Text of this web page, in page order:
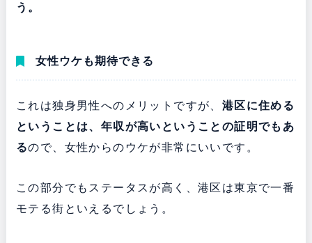
う。
女性ウケも期待できる
これは独身男性へのメリットですが、 港区に住める
ということは、年収が高いということの証明でもあ
るので、女性からのウケが非常にいいです。
この部分でもステータスが高く、港区は東京で一番
モテる街といえるでしょう。